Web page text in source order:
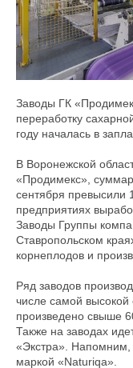
Заводы ГК
переработку
году началась в
В Воронежской
«Продимекс»,
сентября превысили
предприятиях
Заводы Группы
Ставропольском
корнеплодов и
Ряд заводов
числе самой высокой
произведено свыше
Также на заводах
«Экстра». Напомним,
маркой «Naturiqa».